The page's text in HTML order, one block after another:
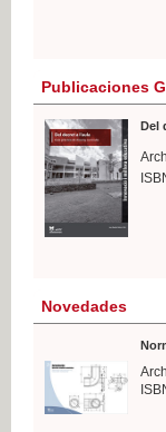
Publicaciones
Del
Novedades